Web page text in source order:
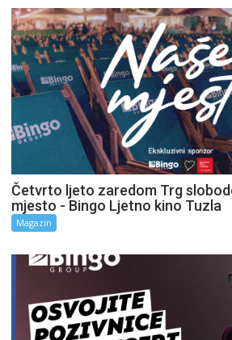
Četvrto ljeto zaredom Trg
mjesto - Bingo Ljetno kino Tuzla
Magazin